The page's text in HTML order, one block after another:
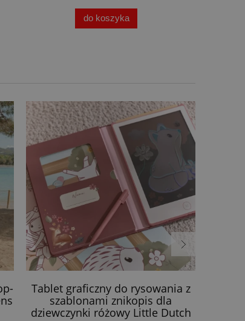
do koszyka
Tablet graficzny do rysowania z
szablonami znikopis dla
dziewczynki różowy Little Dutch